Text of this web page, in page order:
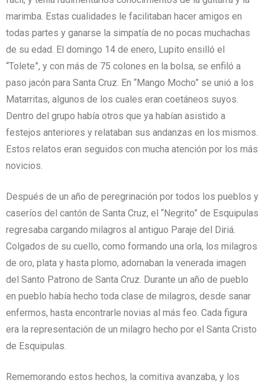
marimba. Estas cualidades le facilitaban hacer amigos en
todas partes y ganarse la simpatía de no pocas muchachas
de su edad. El domingo 14 de enero, Lupito ensilló el
“Tolete”, y con más de 75 colones en la bolsa, se enfiló a
paso jacón para Santa Cruz. En “Mango Mocho” se unió a los
Matarritas, algunos de los cuales eran coetáneos suyos.
Dentro del grupo había otros que ya habían asistido a
festejos anteriores y relataban sus andanzas en los mismos.
Estos relatos eran seguidos con mucha atención por los más
novicios.
Después de un año de peregrinación por todos los pueblos y
caseríos del cantón de Santa Cruz, el “Negrito” de Esquipulas
regresaba cargando milagros al antiguo Paraje del Diriá.
Colgados de su cuello, como formando una orla, los milagros
de oro, plata y hasta plomo, adornaban la venerada imagen
del Santo Patrono de Santa Cruz. Durante un año de pueblo
en pueblo había hecho toda clase de milagros, desde sanar
enfermos, hasta encontrarle novias al más feo. Cada figura
era la representación de un milagro hecho por el Santa Cristo
de Esquipulas.
Rememorando estos hechos, la comitiva avanzaba, y los